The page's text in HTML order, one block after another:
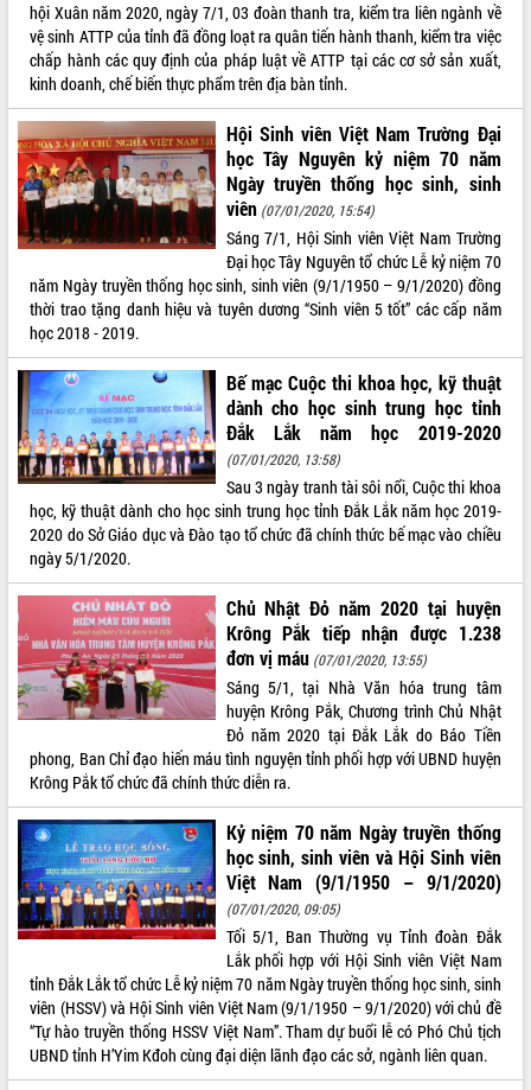
VIDEO
Trailer Lễ hội Sầu riêng Đắk Lắk năm
2026
Khám bệnh, cấp phát thuốc miễn phí
và tặng quà người dân xã Cư Pui
Hội nghị UBND tỉnh Đắk Lắk thường kỳ
tháng 7/2026
Lễ truy tặng danh hiệu “Bà Mẹ Việt
Nam Anh hùng” và trao Huân chương
Lao động
UBND tỉnh Đắk Lắk triển khai nhiệm
vụ 6 tháng cuối năm 2026
Kỳ họp thứ Hai, Hội đồng nhân dân
tỉnh khóa XI quyết nghị nhiều nội dung
quan trọng
Bí thư Tỉnh ủy Lương Nguyễn Minh
Triết thăm, tặng quà người có công với
cách mạng
Rà soát, hoàn thiện hệ thống thiết chế
phát triển mới
Thường trực HĐND tỉnh Đắk Lắk gặp
mặt Đoàn chuyên gia y tế TP. Hồ Chí
Minh
Lễ truy điệu và an táng hài cốt liệt sĩ
tại Nghĩa trang Liệt sĩ xã Sơn Hòa
Bàn giải pháp tháo gỡ khó khăn trong
xuất khẩu sầu riêng và triển khai quy
định EUDR
Thứ trưởng Bộ Nông nghiệp và Môi
trường Nguyễn Hoàng Hiệp khảo sát
vùng trồng và doanh nghiệp đóng gói
ALBUM ẢNH
LIÊN KẾT WEB
THỐNG KÊ TRUY CẬP
Hôm nay: 31729
Tất cả: 66144843
hội Xuân năm 2020, ngày 7/1, 03 đoàn thanh tra, kiểm tra liên ngành về
vệ sinh ATTP của tỉnh đã đồng loạt ra quân tiến hành thanh, kiểm tra việc
chấp hành các quy định của pháp luật về ATTP tại các cơ sở sản xuất,
kinh doanh, chế biến thực phẩm trên địa bàn tỉnh.
Hội Sinh viên Việt Nam Trường Đại
học Tây Nguyên kỷ niệm 70 năm
Ngày truyền thống học sinh, sinh
viên (07/01/2020, 15:54)
Sáng 7/1, Hội Sinh viên Việt Nam Trường
Đại học Tây Nguyên tổ chức Lễ kỷ niệm 70
năm Ngày truyền thống học sinh, sinh viên (9/1/1950 – 9/1/2020) đồng
thời trao tặng danh hiệu và tuyên dương “Sinh viên 5 tốt” các cấp năm
học 2018 - 2019.
Bế mạc Cuộc thi khoa học, kỹ thuật
dành cho học sinh trung học tỉnh
Đắk Lắk năm học 2019-2020
(07/01/2020, 13:58)
Sau 3 ngày tranh tài sôi nổi, Cuộc thi khoa
học, kỹ thuật dành cho học sinh trung học tỉnh Đắk Lắk năm học 2019-
2020 do Sở Giáo dục và Đào tạo tổ chức đã chính thức bế mạc vào chiều
ngày 5/1/2020.
Chủ Nhật Đỏ năm 2020 tại huyện
Krông Pắk tiếp nhận được 1.238
đơn vị máu (07/01/2020, 13:55)
Sáng 5/1, tại Nhà Văn hóa trung tâm
huyện Krông Pắk, Chương trình Chủ Nhật
Đỏ năm 2020 tại Đắk Lắk do Báo Tiền
phong, Ban Chỉ đạo hiến máu tình nguyện tỉnh phối hợp với UBND huyện
Krông Pắk tổ chức đã chính thức diễn ra.
Kỷ niệm 70 năm Ngày truyền thống
học sinh, sinh viên và Hội Sinh viên
Việt Nam (9/1/1950 – 9/1/2020)
(07/01/2020, 09:05)
Tối 5/1, Ban Thường vụ Tỉnh đoàn Đắk
Lắk phối hợp với Hội Sinh viên Việt Nam
tỉnh Đắk Lắk tổ chức Lễ kỷ niệm 70 năm Ngày truyền thống học sinh, sinh
viên (HSSV) và Hội Sinh viên Việt Nam (9/1/1950 – 9/1/2020) với chủ đề
“Tự hào truyền thống HSSV Việt Nam”. Tham dự buổi lễ có Phó Chủ tịch
UBND tỉnh H’Yim Kđoh cùng đại diện lãnh đạo các sở, ngành liên quan.